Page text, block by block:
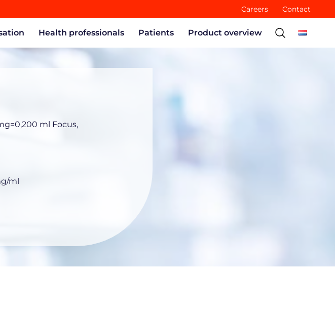
Careers Contact
Health professionals Patients Product overview
ml Focus,
ml